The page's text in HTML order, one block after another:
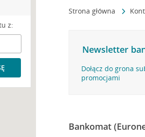
Strona główna
Newsletter
Dołącz do grona
promocjami
Bankomat
z: